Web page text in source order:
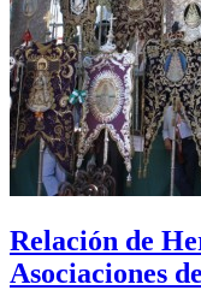
Relación de
Asociaciones